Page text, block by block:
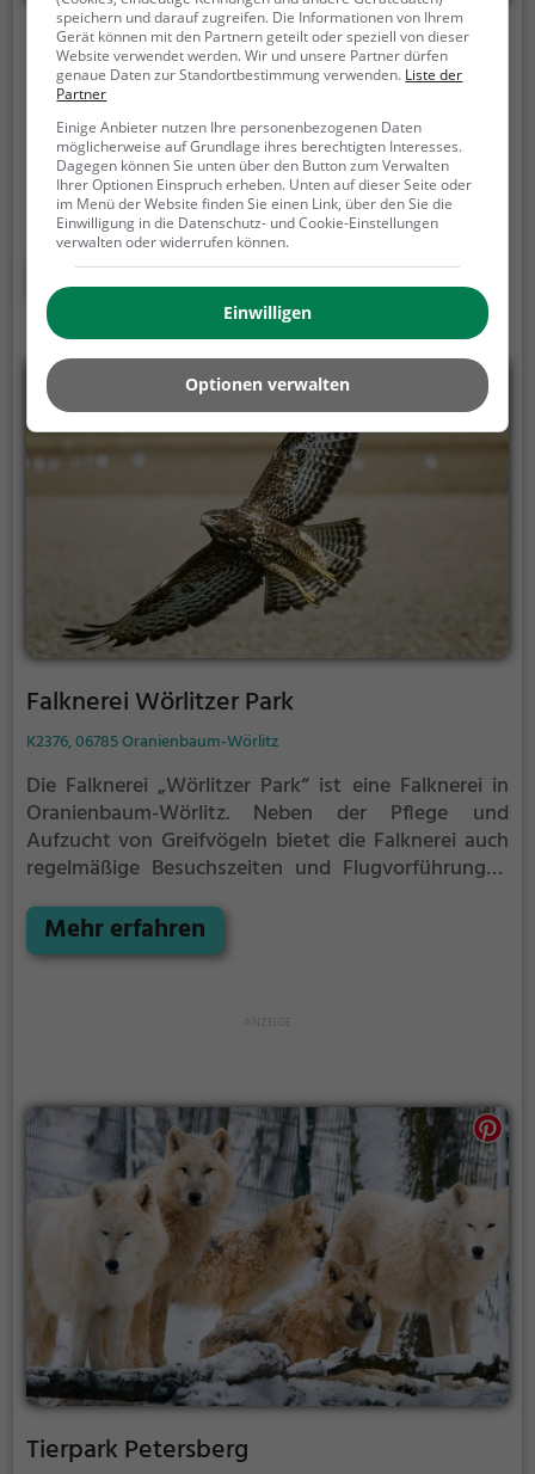
Alpakahof Vockerode
Vockerode, 06785 Oranienbaum-Wörlitz
Alpakahof Vockerode ist ein Anbieter für
Alpakawanderungen und Alpakaspaziergänge in
Oranienbaum-Wörlitz. Ein Spaziergang oder eine
Wanderung mit den flauschigen Alpakas ist eine
tolle Idee für einen Kindergeburtstag oder einen
Ausflug mit der Familie. Die kuscheligen Tiere
strahlen eine unheimliche Ruhe aus und werden
daher auch häufig zu Therapiezwecken eingesetzt.
Mehr erfahren
Falknerei Wörlitzer Park
K2376, 06785 Oranienbaum-Wörlitz
Die Falknerei „Wörlitzer Park“ ist eine Falknerei in
Oranienbaum-Wörlitz. Neben der Pflege und
Aufzucht von Greifvögeln bietet die Falknerei auch
regelmäßige Besuchszeiten und Flugvorführungen
du auf der Website
Mehr erfahren
Tierpark Petersberg
speichern und darauf zugreifen. Die Informationen von Ihrem
Gerät können mit den Partnern geteilt oder speziell von dieser
Website verwendet werden. Wir und unsere Partner dürfen
genaue Daten zur Standortbestimmung verwenden. Liste der
Partner
Einige Anbieter nutzen Ihre personenbezogenen Daten
möglicherweise auf Grundlage ihres berechtigten Interesses.
Dagegen können Sie unten über den Button zum Verwalten
Ihrer Optionen Einspruch erheben. Unten auf dieser Seite oder
im Menü der Website finden Sie einen Link, über den Sie die
Einwilligung in die Datenschutz- und Cookie-Einstellungen
verwalten oder widerrufen können.
Einwilligen
Optionen verwalten